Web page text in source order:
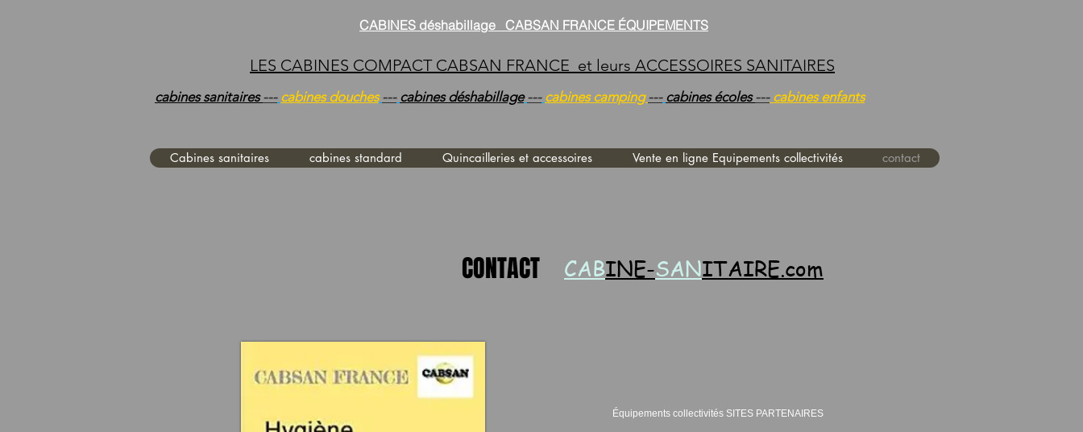
CABINES déshabillage CABSAN FRANCE ÉQUIPEMENTS
LES CABINES COMPACT CABSAN FRANCE et leurs ACCESSOIRES SANITAIRES
cabines sanitaires--- cabines douches --- cabines déshabillage --- cabines camping--- cabines écoles---cabines enfants
Cabines sanitaires cabines standard Quincailleries et accessoires Vente en ligne Equipements collectivités contact
CONTACT CABINE-SANITAIRE.com
Équipements collectivités SITES PARTENAIRES